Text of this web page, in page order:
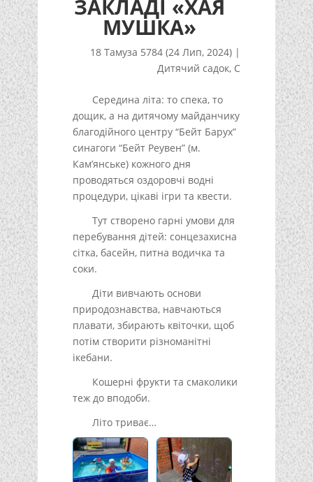
ЗАКЛАДІ «ХАЯ
МУШКА»
18 Тамуза 5784 (24 Лип, 2024) |
Дитячий садок, С
Середина літа: то спека, то
дощик, а на дитячому майданчику
благодійного центру “Бейт Барух”
синагоги “Бейт Реувен” (м.
Кам’янське) кожного дня
проводяться оздоровчі водні
процедури, цікаві ігри та квести.
Тут створено гарні умови для
перебування дітей: сонцезахисна
сітка, басейн, питна водичка та
соки.
Діти вивчають основи
природознавства, навчаються
плавати, збирають квіточки, щоб
потім створити різноманітні
ікебани.
Кошерні фрукти та смаколики
теж до вподоби.
Літо триває…